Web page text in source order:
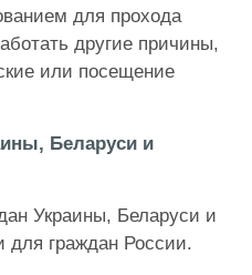
для прохода
другие причины,
или посещение
Беларуси и
Украины, Беларуси и
для граждан России.